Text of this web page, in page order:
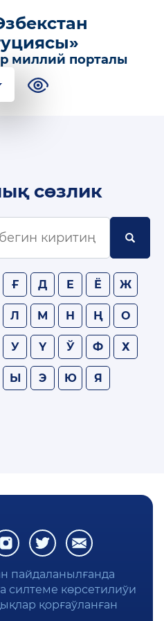
МОҲИЯТИ
ҲӘМ
ЖУЎАП
миллий порталы
сөзлик
Ғ Д Е Ё Ж
Л М Н Ң О
У Ү Ў Ф Х
Ы Э Ю Я
пайдаланылғанда
силтеме көрсетилиўи
қорғаўланған